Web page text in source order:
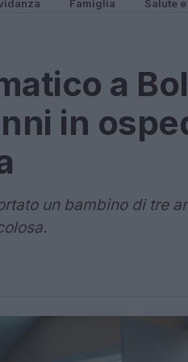
Famiglia Salute
a
in
un bambino di tre